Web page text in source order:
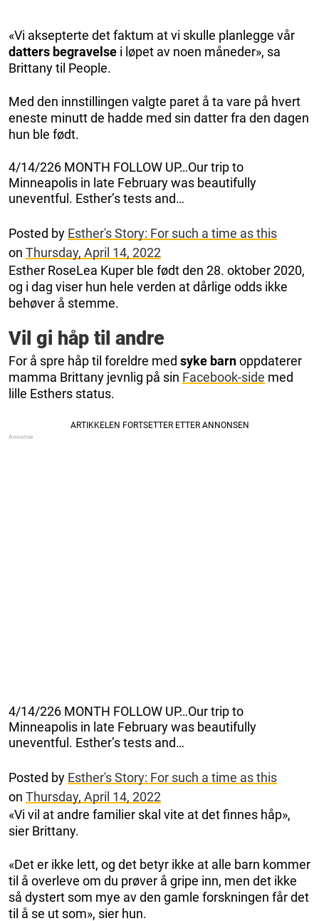
«Vi aksepterte det faktum at vi skulle planlegge vår
datters begravelse i løpet av noen måneder», sa
Brittany til People.
Med den innstillingen valgte paret å ta vare på hvert
eneste minutt de hadde med sin datter fra den dagen
hun ble født.
4/14/226 MONTH FOLLOW UP…Our trip to
Minneapolis in late February was beautifully
uneventful. Esther’s tests and…
Posted by Esther's Story: For such a time as this
on Thursday, April 14, 2022
Esther RoseLea Kuper ble født den 28. oktober 2020,
og i dag viser hun hele verden at dårlige odds ikke
behøver å stemme.
Vil gi håp til andre
For å spre håp til foreldre med syke barnoppdaterer
mamma Brittany jevnlig på sin Facebook-side med
lille Esthers status.
4/14/226 MONTH FOLLOW UP…Our trip to
Minneapolis in late February was beautifully
uneventful. Esther’s tests and…
Posted by Esther's Story: For such a time as this
on Thursday, April 14, 2022
«Vi vil at andre familier skal vite at det finnes håp»,
sier Brittany.
«Det er ikke lett, og det betyr ikke at alle barn kommer
til å overleve om du prøver å gripe inn, men det ikke
så dystert som mye av den gamle forskningen får det
til å se ut som», sier hun.